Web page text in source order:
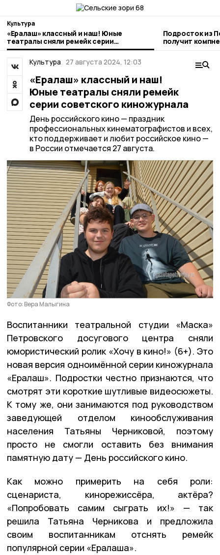
Культура
«Ералаш» классный и наш! Юные
театралы сняли ремейк серии
советского киножурнала
Подросток из
получит
бездомной
Культура 27 августа 2024, 12:03
«Ералаш» классный и наш!
Юные театралы сняли ремейк
серии советского киножурнала
День российского кино — праздник
профессиональных кинематографистов и всех,
кто поддерживает и любит российское кино —
в России отмечается 27 августа.
Фото: Вера Малыгина
Воспитанники театральной студии «Маска»
Петровского досугового центра сняли
юмористический ролик «Хочу в кино!» (6+). Это
новая версия одноимённой серии киножурнала
«Ералаш». Подростки честно признаются, что
смотрят эти короткие шутливые видеосюжеты.
К тому же, они занимаются под руководством
заведующей отделом кинообслуживания
населения Татьяны Черниковой, поэтому
просто не смогли оставить без внимания
памятную дату — День российского кино.
Как можно примерить на себя роли:
сценариста, кинорежиссёра, актёра?
«Попробовать самим сыграть их!» — так
решила Татьяна Черникова и предложила
своим воспитанникам отснять ремейк
популярной серии «Ералаша».